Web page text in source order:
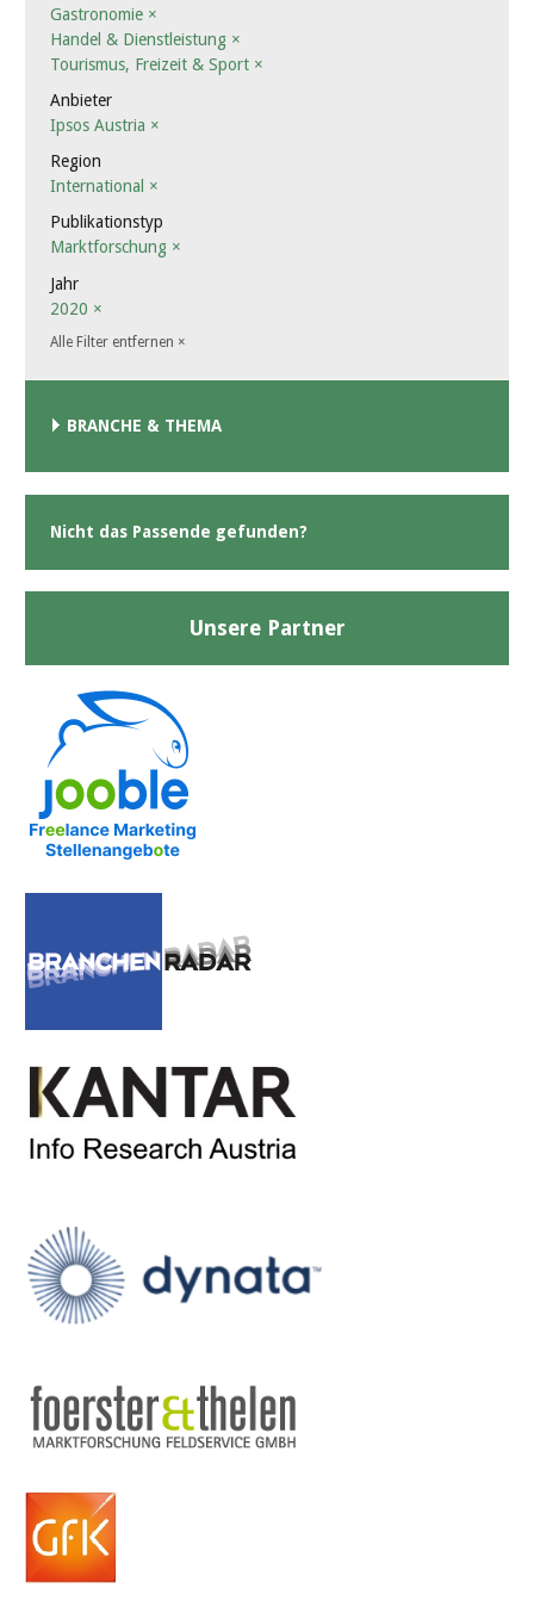
Gastronomie ×
Handel & Dienstleistung ×
Tourismus, Freizeit & Sport ×
Anbieter
Ipsos Austria ×
Region
International ×
Publikationstyp
Marktforschung ×
Jahr
2020 ×
Alle Filter entfernen ×
BRANCHE & THEMA
Nicht das Passende gefunden?
Unsere Partner